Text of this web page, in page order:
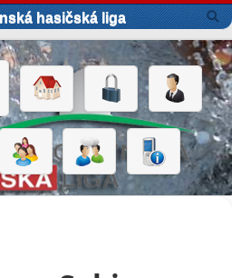
hasičská liga